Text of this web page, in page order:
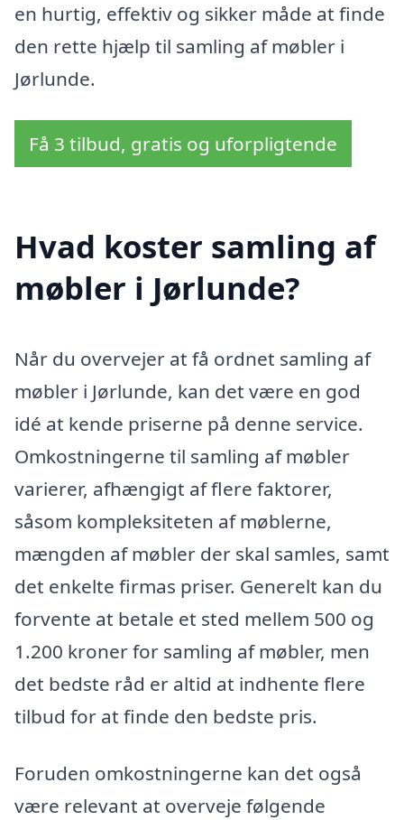
en hurtig, effektiv og sikker måde at finde
den rette hjælp til samling af møbler i
Jørlunde.
Få 3 tilbud, gratis og uforpligtende
Hvad koster samling af
møbler i Jørlunde?
Når du overvejer at få ordnet samling af
møbler i Jørlunde, kan det være en god
idé at kende priserne på denne service.
Omkostningerne til samling af møbler
varierer, afhængigt af flere faktorer,
såsom kompleksiteten af møblerne,
mængden af møbler der skal samles, samt
det enkelte firmas priser. Generelt kan du
forvente at betale et sted mellem 500 og
1.200 kroner for samling af møbler, men
det bedste råd er altid at indhente flere
tilbud for at finde den bedste pris.
Foruden omkostningerne kan det også
være relevant at overveje følgende